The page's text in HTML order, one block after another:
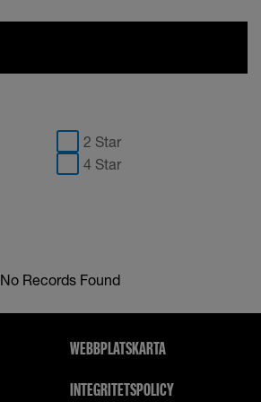
2 Star
4 Star
No Records Found
WEBBPLATSKARTA
INTEGRITETSPOLICY